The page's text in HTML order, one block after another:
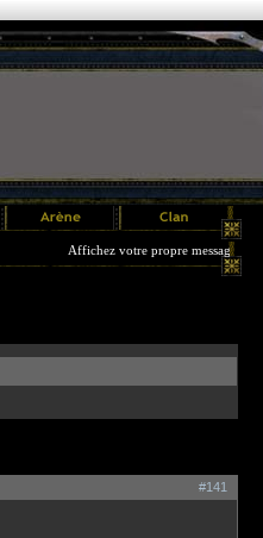
Affichez votre propre message pendant
#141